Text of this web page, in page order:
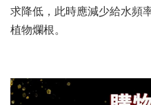
求降低，此時應減少給水頻
植物爛根。